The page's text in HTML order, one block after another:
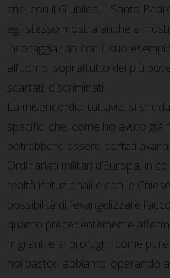
che, con il Giubileo, il Santo
egli stesso mostra anche ai
incoraggiando con il suo
all’uomo, soprattutto dei più
scartati, discriminati.
La misericordia, tuttavia, si
specifici che, come ho avuto già
potrebbero essere portati avanti
Ordinariati militari d’Europa, in
realtà istituzionali e con le
possibilità di “evangelizzare
quanto precedentemente
migranti e ai profughi, come
noi pastori abbiamo, operando